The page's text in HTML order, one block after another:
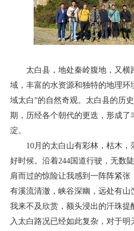
太白县，地处秦岭腹地，又横
域，丰富的水资源和独特的地理环
域太白”的自然奇观。太白县的历
期，历经各个朝代的更迭，形成了
淀。
10月的太白山有彩林，枯木
好时候。沿着244国道行驶，无数
肩而过的惊险让我感到一阵阵紧
有溪流清澈，峡谷深幽，远处有山
我来不及欣赏，额头浸出的汗珠提
入太白路况已经如此复杂，对于